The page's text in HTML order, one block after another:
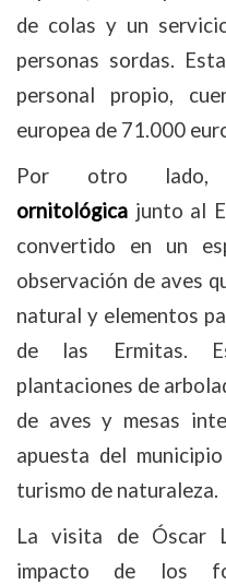
de colas y un
personas sordas.
personal propio,
europea de 71.000
Por otro
ornitológica junto al
convertido en un
observación de aves
natural y elementos
de las Ermitas.
plantaciones de
de aves y mesas
apuesta del
turismo de naturaleza.
La visita de Óscar
impacto de los